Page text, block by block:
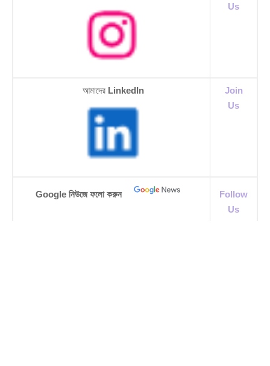
Us
আমাদের LinkedIn
Join
Us
Google নিউজে ফলো করুন
Follow
Us